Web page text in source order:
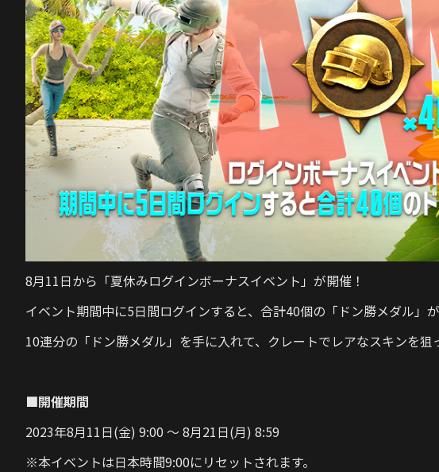
8月11日から「夏休みログインボーナスイベント」が開催！
イベント期間中に5日間ログインすると、合計40個の 「ドン勝メダル」
10連分の「ドン勝メダル」を手に入れて、クレートでレアなスキンを狙
■開催期間
2023年8月11日(金) 9:00 ～ 8月21日(月) 8:59
※本イベントは日本時間9:00にリセットされます。